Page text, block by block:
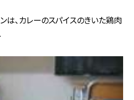
は、カレーのスパイスのきいた鶏肉